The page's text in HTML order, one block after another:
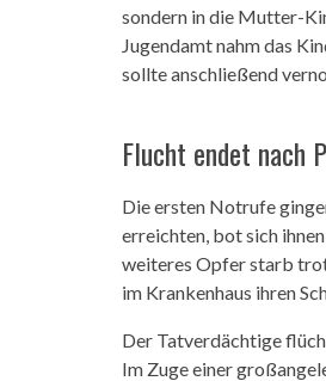
sondern in die Mutter-
Jugendamt nahm das
sollte anschließend
Flucht endet nach
Die ersten Notrufe
erreichten, bot sich
weiteres Opfer starb
im Krankenhaus ihren
Der Tatverdächtige
Im Zuge einer